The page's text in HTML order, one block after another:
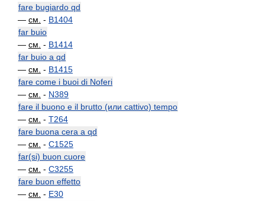
fare bugiardo qd
— см. - B1404
far buio
— см. - B1414
far buio a qd
— см. - B1415
fare come i buoi di Noferi
— см. - N389
fare il buono e il brutto (или cattivo) tempo
— см. - T264
fare buona cera a qd
— см. - C1525
far(si) buon cuore
— см. - C3255
fare buon effetto
— см. - E30